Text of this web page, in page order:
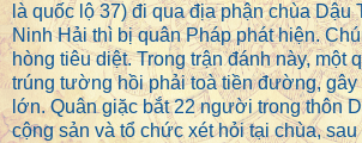
là quốc lộ 37) đi qua địa phận chùa Dậu
Ninh Hải thì bị quân Pháp phát hiện.
hòng tiêu diệt. Trong trận đánh này, một
trúng tường hồi phải toà tiền đường, gây
lớn. Quân giặc bắt 22 người trong thôn
cộng sản và tổ chức xét hỏi tại chùa,